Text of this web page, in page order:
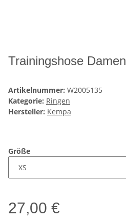
Trainingshose Damen
Artikelnummer: W2005135
Kategorie: Ringen
Hersteller: Kempa
Größe
27,00 €